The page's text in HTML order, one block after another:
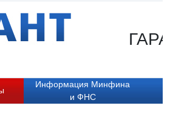
Информация Минфина
и ФНС